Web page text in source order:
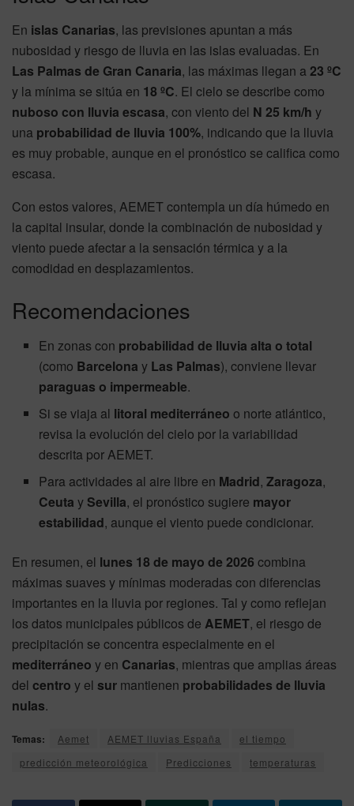
En islas Canarias, las previsiones apuntan a más
nubosidad y riesgo de lluvia en las islas evaluadas. En
Las Palmas de Gran Canaria, las máximas llegan a23 ºC
y la mínima se sitúa en 18 ºC. El cielo se describe como
nuboso con lluvia escasa, con viento del N 25 km/h y
una probabilidad de lluvia 100%, indicando que la lluvia
es muy probable, aunque en el pronóstico se califica como
escasa.
Con estos valores, AEMET contempla un día húmedo en
la capital insular, donde la combinación de nubosidad y
viento puede afectar a la sensación térmica y a la
comodidad en desplazamientos.
Recomendaciones
En zonas con probabilidad de lluvia alta o total
(como Barcelona y Las Palmas), conviene llevar
paraguas o impermeable.
Si se viaja al litoral mediterráneo o norte atlántico,
revisa la evolución del cielo por la variabilidad
descrita por AEMET.
Para actividades al aire libre en Madrid,Zaragoza,
Ceuta y Sevilla, el pronóstico sugiere mayor
estabilidad, aunque el viento puede condicionar.
En resumen, el lunes 18 de mayo de 2026 combina
máximas suaves y mínimas moderadas con diferencias
importantes en la lluvia por regiones. Tal y como reflejan
los datos municipales públicos de AEMET, el riesgo de
precipitación se concentra especialmente en el
mediterráneo y en Canarias, mientras que amplias áreas
del centro y el sur mantienen probabilidades de lluvia
nulas.
Temas: Aemet AEMET lluvias España
el tiempo
predicción meteorológica
Predicciones temperaturas